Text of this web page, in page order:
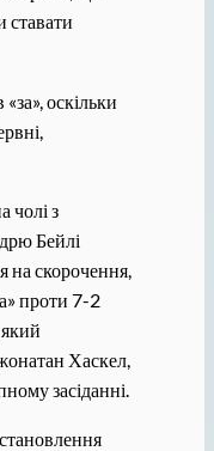
ставати
оскільки
чолі з
Бейлі
на скорочення,
проти 7-2
Хаскел,
засіданні.